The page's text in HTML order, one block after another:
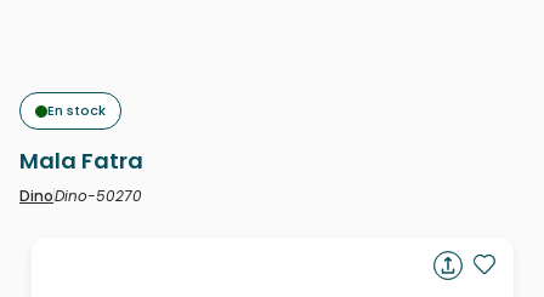
En stock
Mala Fatra
DinoDino-50270